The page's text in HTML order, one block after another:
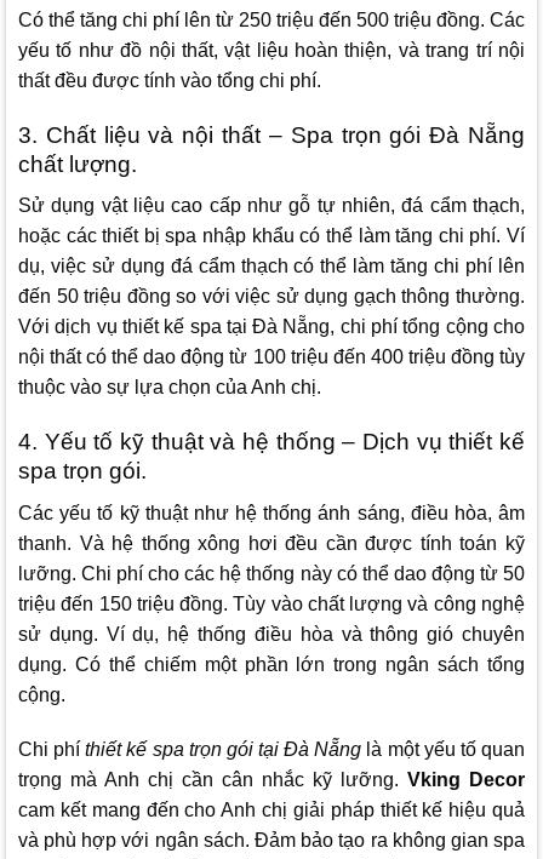
Có thể tăng chi phí lên từ 250 triệu đến 500 triệu đồng. Các
yếu tố như đồ nội thất, vật liệu hoàn thiện, và trang trí nội
thất đều được tính vào tổng chi phí.
3. Chất liệu và nội thất – Spa trọn gói Đà Nẵng
chất lượng.
Sử dụng vật liệu cao cấp như gỗ tự nhiên, đá cẩm thạch,
hoặc các thiết bị spa nhập khẩu có thể làm tăng chi phí. Ví
dụ, việc sử dụng đá cẩm thạch có thể làm tăng chi phí lên
đến 50 triệu đồng so với việc sử dụng gạch thông thường.
Với dịch vụ thiết kế spa tại Đà Nẵng, chi phí tổng cộng cho
nội thất có thể dao động từ 100 triệu đến 400 triệu đồng tùy
thuộc vào sự lựa chọn của Anh chị.
4. Yếu tố kỹ thuật và hệ thống – Dịch vụ thiết kế
spa trọn gói.
Các yếu tố kỹ thuật như hệ thống ánh sáng, điều hòa, âm
thanh. Và hệ thống xông hơi đều cần được tính toán kỹ
lưỡng. Chi phí cho các hệ thống này có thể dao động từ 50
triệu đến 150 triệu đồng. Tùy vào chất lượng và công nghệ
sử dụng. Ví dụ, hệ thống điều hòa và thông gió chuyên
dụng. Có thể chiếm một phần lớn trong ngân sách tổng
cộng.
Chi phíthiết kế spa trọn gói tại Đà Nẵng là một yếu tố quan
trọng mà Anh chị cần cân nhắc kỹ lưỡng. Vking Decor
cam kết mang đến cho Anh chị giải pháp thiết kế hiệu quả
và phù hợp với ngân sách. Đảm bảo tạo ra không gian spa